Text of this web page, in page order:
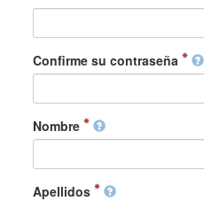
Confirme su contraseña
Nombre
Apellidos